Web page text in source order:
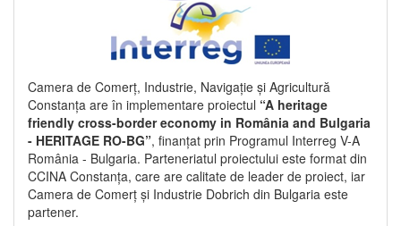
Camera de Comerț, Industrie, Navigație și Agricultură
Constanța are în implementare proiectul “A heritage
friendly cross-border economy in România and Bulgaria
- HERITAGE RO-BG”, finanțat prin Programul Interreg V-A
România - Bulgaria. Parteneriatul proiectului este format din
CCINA Constanța, care are calitate de leader de proiect, iar
Camera de Comerț și Industrie Dobrich din Bulgaria este
partener.